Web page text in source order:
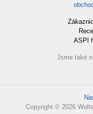
ASPI
Jsme také
Copyright © 2026